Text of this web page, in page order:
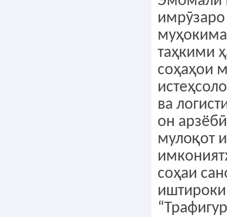
таҳкими
соҳаҳои
ва
он
мулоқот
соҳаи